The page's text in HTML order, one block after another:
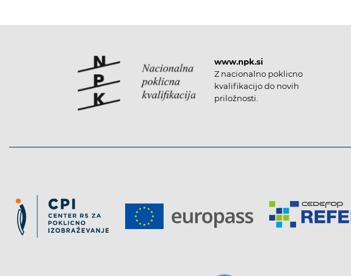
www.npk.si
Z nacionalno poklicno
kvalifikacijo do novih
priložnosti.